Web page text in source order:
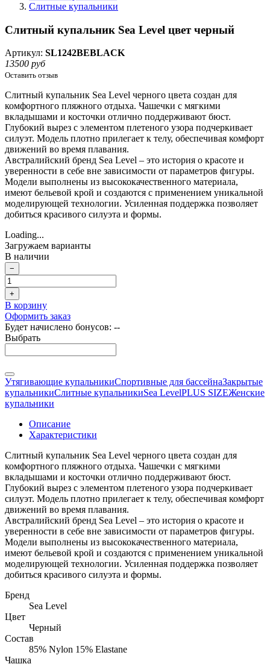
Слитные купальники
Слитный купальник Sea Level цвет черный
Артикул: SL1242BEBLACK
13500 руб
Оставить отзыв
Слитный купальник Sea Level черного цвета создан для
комфортного пляжного отдыха. Чашечки с мягкими
вкладышами и косточки отлично поддерживают бюст.
Глубокий вырез с элементом плетеного узора подчеркивает
силуэт. Модель плотно прилегает к телу, обеспечивая комфорт
движений во время плавания.
Австралийский бренд Sea Level – это история о красоте и
уверенности в себе вне зависимости от параметров фигуры.
Модели выполнены из высококачественного материала,
имеют бельевой крой и создаются с применением уникальной
моделирующей технологии. Усиленная поддержка позволяет
добиться красивого силуэта и формы.
Loading...
Загружаем варианты
В наличии
−
+
В корзину
Оформить заказ
Будет начислено бонусов: --
Выбрать
Утягивающие купальникиСпортивные для бассейнаЗакрытые
купальникиСлитные купальникиSea LevelPLUS SIZEЖенские
купальники
Описание
Характеристики
Слитный купальник Sea Level черного цвета создан для
комфортного пляжного отдыха. Чашечки с мягкими
вкладышами и косточки отлично поддерживают бюст.
Глубокий вырез с элементом плетеного узора подчеркивает
силуэт. Модель плотно прилегает к телу, обеспечивая комфорт
движений во время плавания.
Австралийский бренд Sea Level – это история о красоте и
уверенности в себе вне зависимости от параметров фигуры.
Модели выполнены из высококачественного материала,
имеют бельевой крой и создаются с применением уникальной
моделирующей технологии. Усиленная поддержка позволяет
добиться красивого силуэта и формы.
Бренд
Sea Level
Цвет
Черный
Состав
85% Nylon 15% Elastane
Чашка